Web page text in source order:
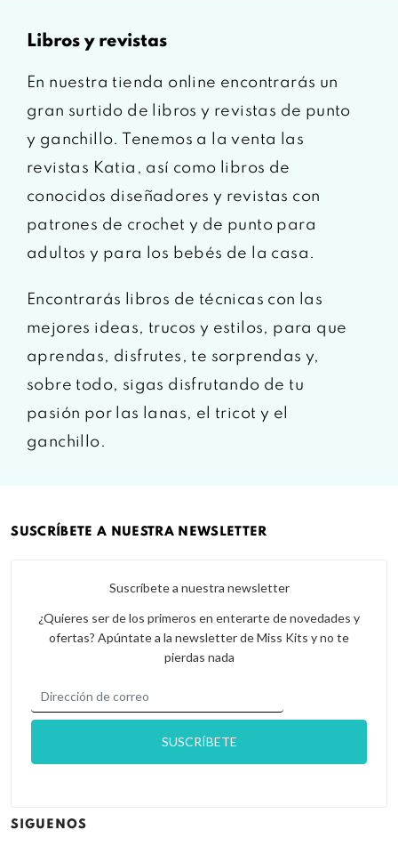
libros y revistas
En nuestra tienda online encontrarás un
gran surtido de libros y revistas de punto
y ganchillo. Tenemos a la venta las
revistas Katia, así como libros de
conocidos diseñadores y revistas con
patrones de crochet y de punto para
adultos y para los bebés de la casa.
Encontrarás libros de técnicas con las
mejores ideas, trucos y estilos, para que
aprendas, disfrutes, te sorprendas y,
sobre todo, sigas disfrutando de tu
pasión por las lanas, el tricot y el
ganchillo.
SUSCRÍBETE A NUESTRA NEWSLETTER
Suscríbete a nuestra newsletter
¿Quieres ser de los primeros en enterarte de novedades y
ofertas? Apúntate a la newsletter de Miss Kits y no te
pierdas nada
SIGUENOS